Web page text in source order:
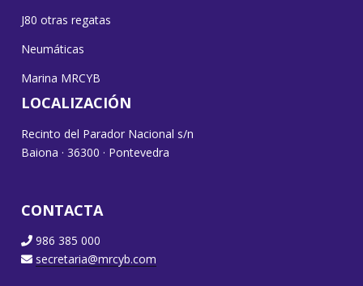
J80 otras regatas
Neumáticas
Marina MRCYB
LOCALIZACIÓN
Recinto del Parador Nacional s/n
Baiona · 36300 · Pontevedra
CONTACTA
986 385 000
secretaria@mrcyb.com